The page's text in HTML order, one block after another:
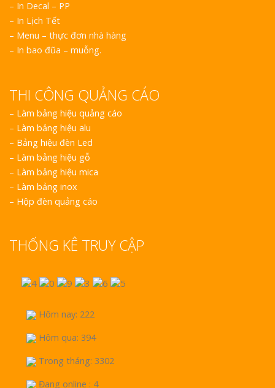
– In Decal – PP
– In Lịch Tết
– Menu – thực đơn nhà hàng
– In bao đũa – muỗng.
THI CÔNG QUẢNG CÁO
– Làm bảng hiệu quảng cáo
– Làm bảng hiệu alu
– Bảng hiệu đèn Led
– Làm bảng hiệu gỗ
– Làm bảng hiệu mica
– Làm bảng inox
– Hộp đèn quảng cáo
THỐNG KÊ TRUY CẬP
Hôm nay: 222
Hôm qua: 394
Trong tháng: 3302
Đang online : 4